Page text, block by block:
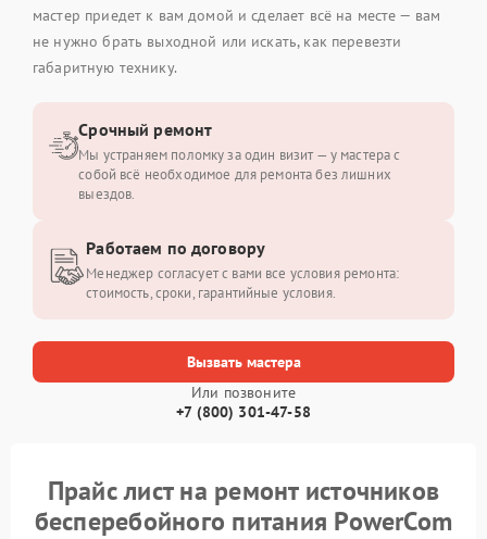
мастер приедет к вам домой и сделает всё на месте — вам
не нужно брать выходной или искать, как перевезти
габаритную технику.
Вызвать мастера
Или позвоните
+7 (800) 301-47-58
Срочный ремонт
Мы устраняем поломку за один визит — у мастера с
собой всё необходимое для ремонта без лишних
выездов.
Работаем по договору
Менеджер согласует с вами все условия ремонта:
стоимость, сроки, гарантийные условия.
Прайс лист на ремонт источников
бесперебойного питания PowerCom